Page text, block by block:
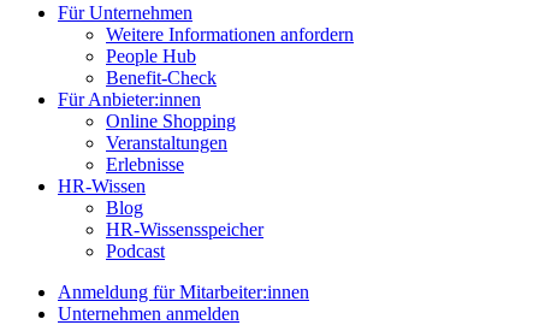
Für Unternehmen
Weitere Informationen anfordern
People Hub
Benefit-Check
Für Anbieter:innen
Online Shopping
Veranstaltungen
Erlebnisse
HR-Wissen
Blog
HR-Wissensspeicher
Podcast
Anmeldung für Mitarbeiter:innen
Unternehmen anmelden